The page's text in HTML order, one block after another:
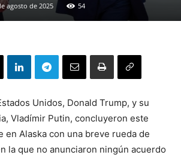
agosto de 2025 54
Unidos, Donald Trump, y su
Vladímir Putin, concluyeron este
en Alaska con una breve rueda de
la que no anunciaron ningún acuerdo